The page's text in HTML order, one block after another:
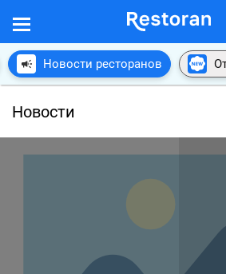
Новости ресторанов
Новости